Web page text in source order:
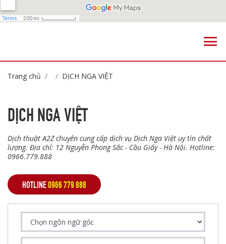
Trang chủ DỊCH NGA VIỆT
DỊCH NGA VIỆT
Dịch thuật A2Z chuyên cung cấp dịch vụ Dịch Nga Việt uy tín chất
lượng. Địa chỉ: 12 Nguyễn Phong Sắc - Cầu Giấy - Hà Nội. Hotline:
0966.779.888
HOTLINE0966 779 888